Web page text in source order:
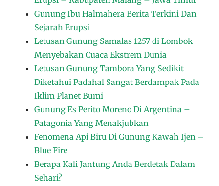
Gunung Ibu Halmahera Berita Terkini Dan
Sejarah Erupsi
Letusan Gunung Samalas 1257 di Lombok
Menyebakan Cuaca Ekstrem Dunia
Letusan Gunung Tambora Yang Sedikit
Diketahui Padahal Sangat Berdampak Pada
Iklim Planet Bumi
Gunung Es Perito Moreno Di Argentina –
Patagonia Yang Menakjubkan
Fenomena Api Biru Di Gunung Kawah Ijen –
Blue Fire
Berapa Kali Jantung Anda Berdetak Dalam
Sehari?